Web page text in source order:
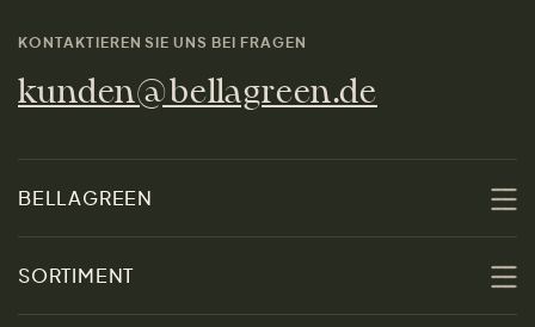
KONTAKTIEREN SIE UNS BEI FRAGEN
kunden@bellagreen.de
BELLAGREEN
Nachhaltigkeit
SORTIMENT